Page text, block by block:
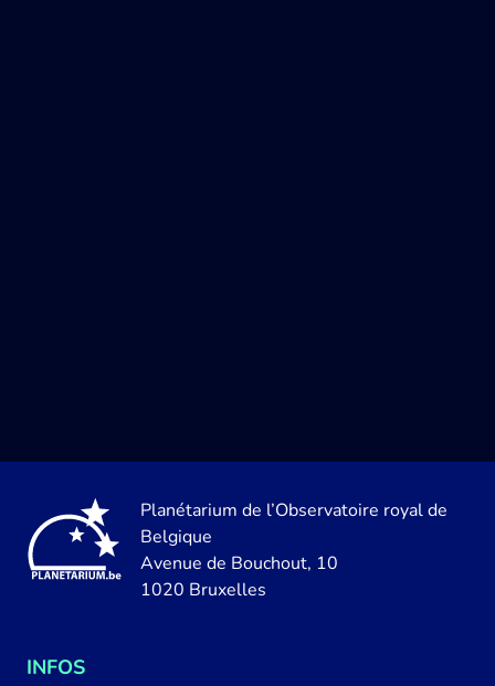
Planétarium de l’Observatoire royal de
Belgique
Avenue de Bouchout, 10
1020 Bruxelles
INFOS